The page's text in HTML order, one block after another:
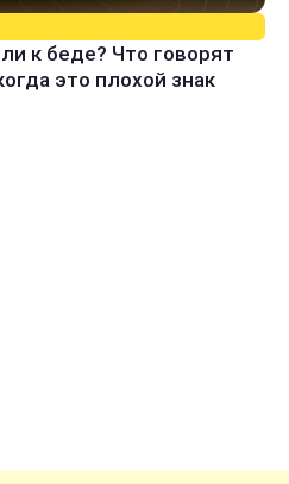
к беде? Что говорят
это плохой знак